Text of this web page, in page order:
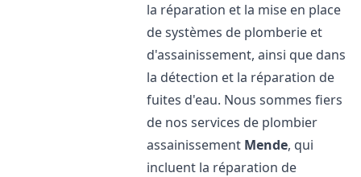
la réparation et la mise en place
de systèmes de plomberie et
d'assainissement, ainsi que dans
la détection et la réparation de
fuites d'eau. Nous sommes fiers
de nos services de plombier
assainissement Mende, qui
incluent la réparation de